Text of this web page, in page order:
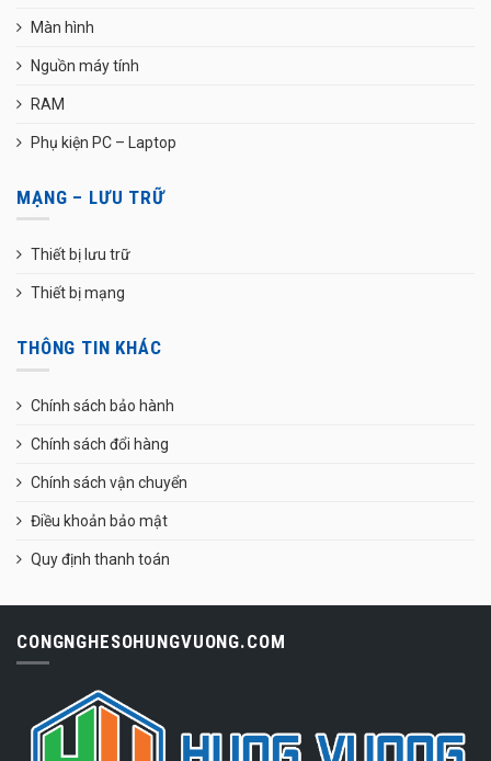
Màn hình
Nguồn máy tính
RAM
Phụ kiện PC – Laptop
MẠNG – LƯU TRỮ
Thiết bị lưu trữ
Thiết bị mạng
THÔNG TIN KHÁC
Chính sách bảo hành
Chính sách đổi hàng
Chính sách vận chuyển
Điều khoản bảo mật
Quy định thanh toán
CONGNGHESOHUNGVUONG.COM